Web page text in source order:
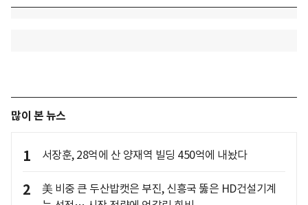
많이 본 뉴스
1 서장훈, 28억에 산 양재역 빌딩 450억에 내놨다
2
美 비중 큰 두산밥캣은 부진, 신흥국 뚫은 HD건설기계